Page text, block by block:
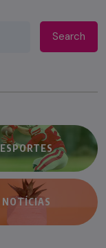
Search
ESPORTES
NOTÍCIAS